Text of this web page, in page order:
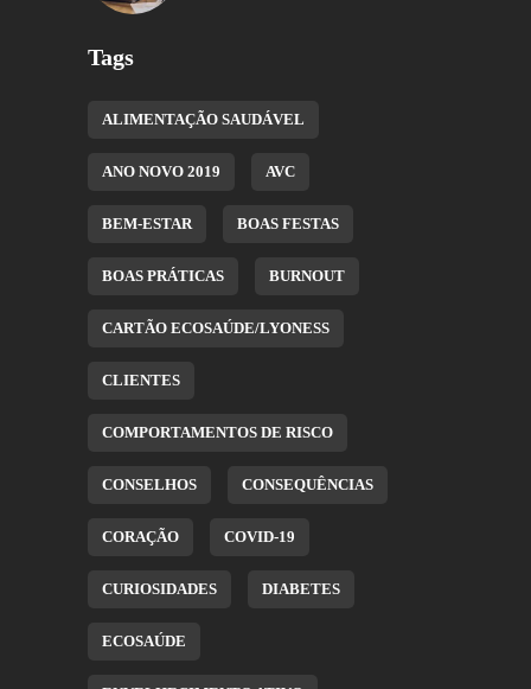
Tags
ALIMENTAÇÃO SAUDÁVEL
ANO NOVO 2019 AVC
BEM-ESTAR BOAS FESTAS
BOAS PRÁTICAS BURNOUT
CARTÃO ECOSAÚDE/LYONESS
CLIENTES
COMPORTAMENTOS DE RISCO
CONSELHOS CONSEQUÊNCIAS
CORAÇÃO COVID-19
CURIOSIDADES DIABETES
ECOSAÚDE